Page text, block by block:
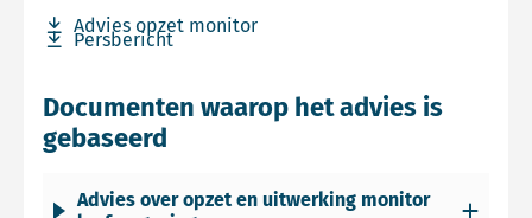
Advies opzet monitor
Download bestand Advies opzet monitor
Persbericht
Download bestand Persbericht
Documenten waarop het advies is
gebaseerd
Advies over opzet en uitwerking monitor